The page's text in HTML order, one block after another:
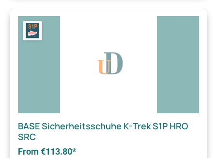
BASE Sicherheitsschuhe K-Trek S1P HRO
SRC
From €113.80*